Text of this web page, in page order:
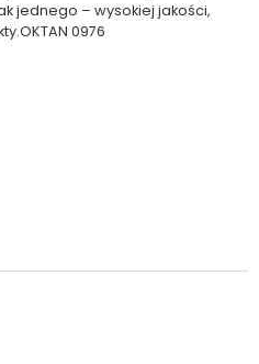
jednego – wysokiej jakości,
0976